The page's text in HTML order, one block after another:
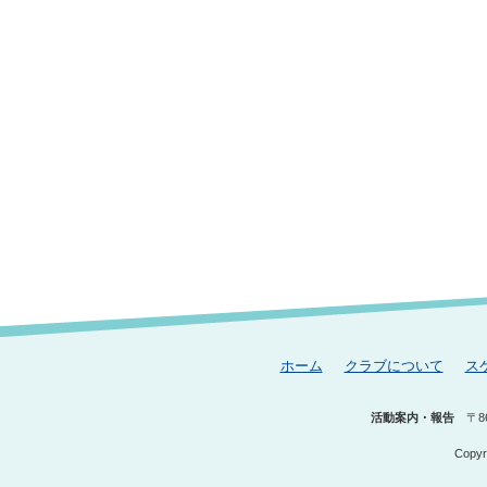
ホーム クラブについて ス
活動案内・報告 〒